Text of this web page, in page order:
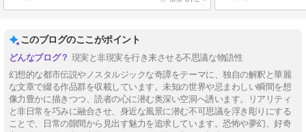
このブログのここがポイント
現実と非現実を行き来させる不思議な物語性
幻想的な都市伝説やノスタルジックな奇譚をテーマに、独自の解釈と華麗
な文章で綴る作品群を収載しています。未知の世界や忌まわしい瞬間を想
像力豊かに描きつつ、読者の心に潜む奥深い空洞へ誘います。リアリティ
と非日常を巧みに融合させ、身近な風景に潜む不可思議を浮き彫りにする
ことで、日常の隙間から見出す魅力を追求しています。恐怖や夢幻、好奇